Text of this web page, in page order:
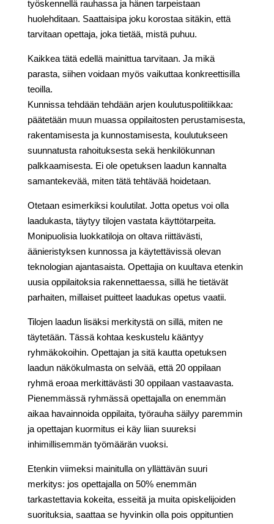
työskennellä rauhassa ja hänen tarpeistaan
huolehditaan. Saattaisipa joku korostaa sitäkin, että
tarvitaan opettaja, joka tietää, mistä puhuu.
Kaikkea tätä edellä mainittua tarvitaan. Ja mikä
parasta, siihen voidaan myös vaikuttaa konkreettisilla
teoilla.
Kunnissa tehdään tehdään arjen koulutuspolitiikkaa:
päätetään muun muassa oppilaitosten perustamisesta,
rakentamisesta ja kunnostamisesta, koulutukseen
suunnatusta rahoituksesta sekä henkilökunnan
palkkaamisesta. Ei ole opetuksen laadun kannalta
samantekevää, miten tätä tehtävää hoidetaan.
Otetaan esimerkiksi koulutilat. Jotta opetus voi olla
laadukasta, täytyy tilojen vastata käyttötarpeita.
Monipuolisia luokkatiloja on oltava riittävästi,
äänieristyksen kunnossa ja käytettävissä olevan
teknologian ajantasaista. Opettajia on kuultava etenkin
uusia oppilaitoksia rakennettaessa, sillä he tietävät
parhaiten, millaiset puitteet laadukas opetus vaatii.
Tilojen laadun lisäksi merkitystä on sillä, miten ne
täytetään. Tässä kohtaa keskustelu kääntyy
ryhmäkokoihin. Opettajan ja sitä kautta opetuksen
laadun näkökulmasta on selvää, että 20 oppilaan
ryhmä eroaa merkittävästi 30 oppilaan vastaavasta.
Pienemmässä ryhmässä opettajalla on enemmän
aikaa havainnoida oppilaita, työrauha säilyy paremmin
ja opettajan kuormitus ei käy liian suureksi
inhimillisemmän työmäärän vuoksi.
Etenkin viimeksi mainitulla on yllättävän suuri
merkitys: jos opettajalla on 50% enemmän
tarkastettavia kokeita, esseitä ja muita opiskelijoiden
suorituksia, saattaa se hyvinkin olla pois oppituntien